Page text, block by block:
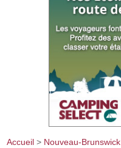
Accueil > Nouveau-Brunswick